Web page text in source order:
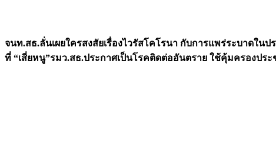
จนท.สธ.ลั่นเผยใครสงสัยเรื่องไวรัสโคโรนา กับการแพร่ระบาดใ
ที่ “เสี่ยหนู”รมว.สธ.ประกาศเป็นโรคติดต่ออันตราย ใช้คุ้มครองปร